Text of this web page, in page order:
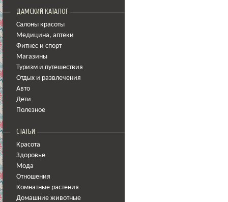
ДАМСКИЙ КАТАЛОГ
Салоны красоты
Медицина, аптеки
Фитнес и спорт
Магазины
Туризм и путешествия
Отдых и развлечения
Авто
Дети
Полезное
СТАТЬИ
Красота
Здоровье
Мода
Отношения
Комнатные растения
Домашние животные